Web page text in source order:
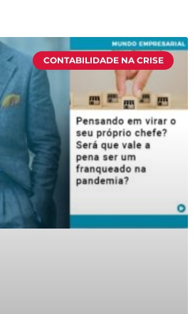
CONTABILIDADE NA CRISE